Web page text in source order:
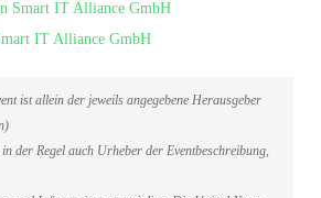
Smart IT Alliance GmbH
IT Alliance GmbH
ist allein der jeweils angegebene Herausgeber
der Regel auch Urheber der Eventbeschreibung,